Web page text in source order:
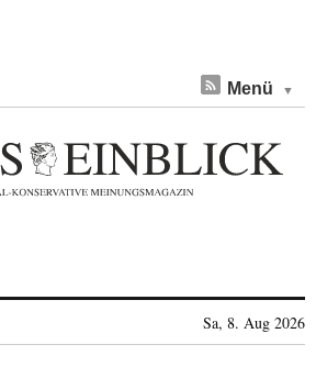
Menü
Sa, 8. Aug 2026